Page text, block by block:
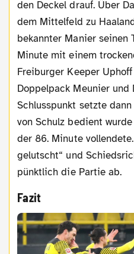
den Deckel drauf. Über
dem Mittelfeld zu
bekannter Manier seinen
Minute mit einem
Freiburger Keeper
Doppelpack Meunier und
Schlusspunkt setzte
von Schulz bedient
der 86. Minute
gelutscht“ und
pünktlich die Partie ab.
Fazit